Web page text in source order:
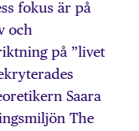
fokus är på
och
på ”livet
Saara
The